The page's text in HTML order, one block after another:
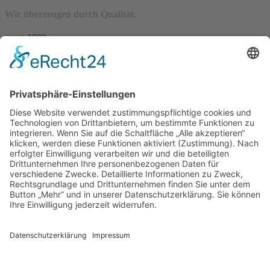
– seit 1898 –
Wir freuen uns auf Sie:
Landfleischerei & Catering Karl Herzog
Leutersdorfer Str. 6
02794 Spitzkunnersdorf
Tel.: 03586 / 38 62 96
Fax: 03586 / 78 93 32
Startseite
Onlineshop